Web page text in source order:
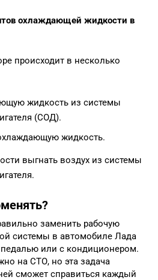
охлаждающей жидкости в
происходит в несколько
жидкость из системы
(СОД).
жидкость.
выгнать воздух из системы
заменить рабочую
системы в автомобиле Лада
или с кондиционером.
на СТО, но эта задача
сможет справиться каждый